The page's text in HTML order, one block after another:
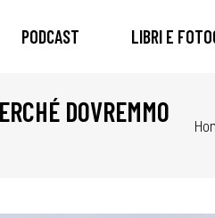
PODCAST LIBRI E
DOVREMMO